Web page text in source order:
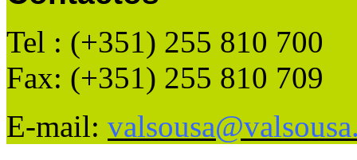
Tel : (+351) 255 810 700
Fax: (+351) 255 810 709
E-mail: